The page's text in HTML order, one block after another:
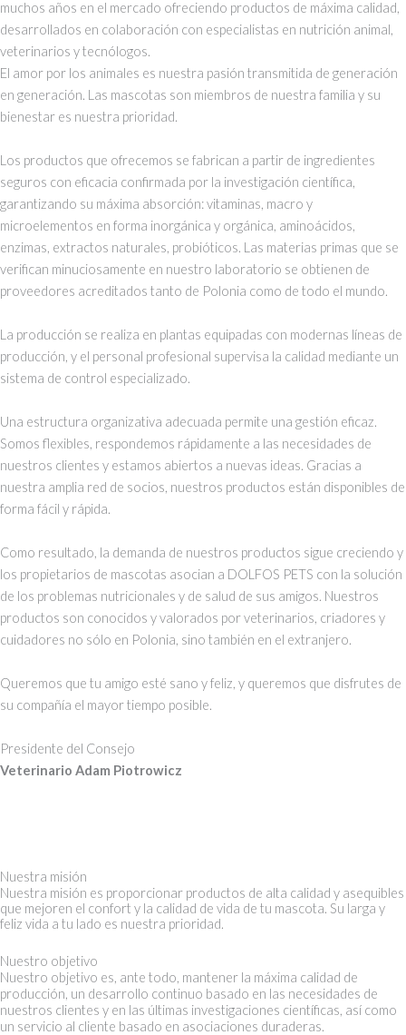
muchos años en el mercado ofreciendo productos de máxima calidad,
desarrollados en colaboración con especialistas en nutrición animal,
veterinarios y tecnólogos.
El amor por los animales es nuestra pasión transmitida de generación
en generación. Las mascotas son miembros de nuestra familia y su
bienestar es nuestra prioridad.
Los productos que ofrecemos se fabrican a partir de ingredientes
seguros con eficacia confirmada por la investigación científica,
garantizando su máxima absorción: vitaminas, macro y
microelementos en forma inorgánica y orgánica, aminoácidos,
enzimas, extractos naturales, probióticos. Las materias primas que se
verifican minuciosamente en nuestro laboratorio se obtienen de
proveedores acreditados tanto de Polonia como de todo el mundo.
La producción se realiza en plantas equipadas con modernas líneas de
producción, y el personal profesional supervisa la calidad mediante un
sistema de control especializado.
Una estructura organizativa adecuada permite una gestión eficaz.
Somos flexibles, respondemos rápidamente a las necesidades de
nuestros clientes y estamos abiertos a nuevas ideas. Gracias a
nuestra amplia red de socios, nuestros productos están disponibles de
forma fácil y rápida.
Como resultado, la demanda de nuestros productos sigue creciendo y
los propietarios de mascotas asocian a DOLFOS PETS con la solución
de los problemas nutricionales y de salud de sus amigos. Nuestros
productos son conocidos y valorados por veterinarios, criadores y
cuidadores no sólo en Polonia, sino también en el extranjero.
Queremos que tu amigo esté sano y feliz, y queremos que disfrutes de
su compañía el mayor tiempo posible.
Presidente del Consejo
Veterinario Adam Piotrowicz
Nuestra misión
Nuestra misión es proporcionar productos de alta calidad y asequibles
que mejoren el confort y la calidad de vida de tu mascota. Su larga y
feliz vida a tu lado es nuestra prioridad.
Nuestro objetivo
Nuestro objetivo es, ante todo, mantener la máxima calidad de
producción, un desarrollo continuo basado en las necesidades de
nuestros clientes y en las últimas investigaciones científicas, así como
un servicio al cliente basado en asociaciones duraderas.